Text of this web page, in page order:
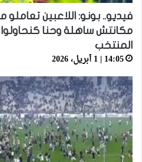
فيديو.. بونو: اللاعبين تعاملو
مكانتش ساهلة وحنا كنحاولوا
المنتخب
14:05 | 1 أبريل، 2026